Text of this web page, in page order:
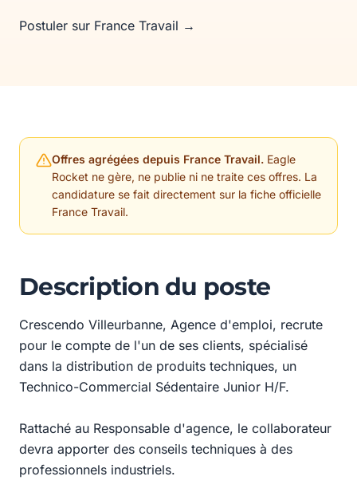
Postuler sur France Travail →
Offres agrégées depuis France Travail. Eagle
Rocket ne gère, ne publie ni ne traite ces offres. La
candidature se fait directement sur la fiche officielle
France Travail.
Description du poste
Crescendo Villeurbanne, Agence d'emploi, recrute
pour le compte de l'un de ses clients, spécialisé
dans la distribution de produits techniques, un
Technico-Commercial Sédentaire Junior H/F.
Rattaché au Responsable d'agence, le collaborateur
devra apporter des conseils techniques à des
professionnels industriels.